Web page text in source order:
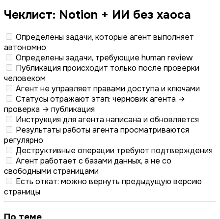
Чеклист: Notion + ИИ без хаоса
Определены задачи, которые агент выполняет
автономно
Определены задачи, требующие human review
Публикация происходит только после проверки
человеком
Агент не управляет правами доступа и ключами
Статусы отражают этап: черновик агента →
проверка → публикация
Инструкция для агента написана и обновляется
Результаты работы агента просматриваются
регулярно
Деструктивные операции требуют подтверждения
Агент работает с базами данных, а не со
свободными страницами
Есть откат: можно вернуть предыдущую версию
страницы